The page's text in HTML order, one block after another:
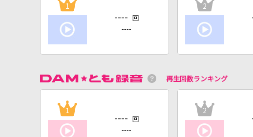
1
---- 回
----
2
再生回数ランキング
1
---- 回
----
2